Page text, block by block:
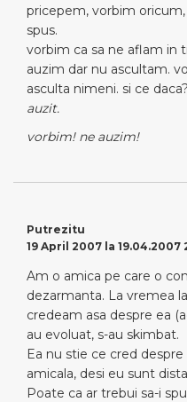
pricepem, vorbim
spus.
vorbim ca sa ne aflam in
auzim dar nu ascultam.
asculta nimeni. si ce
auzit.
vorbim! ne auzim!
Putrezitu
19 April 2007 la 19.04.2007
Am o amica pe care o
dezarmanta. La vremea
credeam asa despre ea
au evoluat, s-au skimbat.
Ea nu stie ce cred
amicala, desi eu sunt
Poate ca ar trebui sa-i